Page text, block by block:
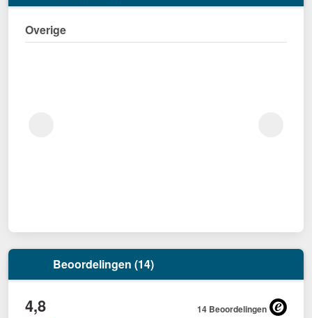
Overige
Beoordelingen (14)
4,8 14 Beoordelingen